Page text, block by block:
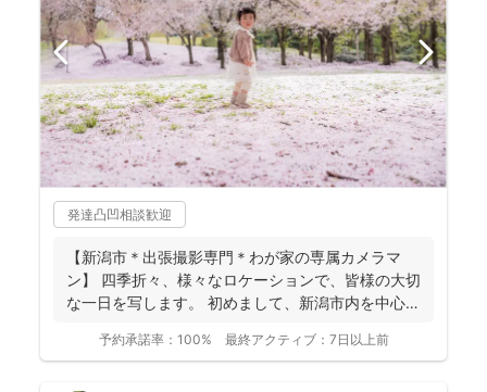
発達凸凹相談歓迎
【新潟市＊出張撮影専門＊わが家の専属カメラマ
ン】 四季折々、様々なロケーションで、皆様の大切
な一日を写します。 初めまして、新潟市内を中心に
予約承諾率： 100% 最終アクティブ： 7日以上前